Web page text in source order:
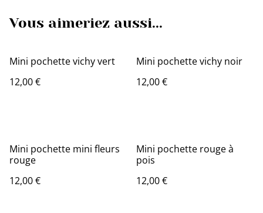
Vous aimeriez aussi...
Mini pochette vichy vert
12,00 €
Mini pochette vichy noir
12,00 €
Mini pochette mini fleurs
rouge
12,00 €
Mini pochette rouge à
pois
12,00 €